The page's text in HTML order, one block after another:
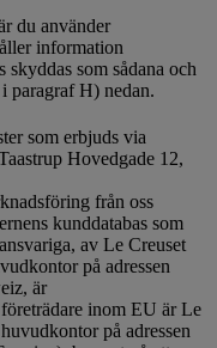
du använder
information
som sådana och
paragraf H) nedan.
som erbjuds via
Hovedgade 12,
från oss
kunddatabas som
av Le Creuset
på adressen
är
inom EU är Le
på adressen